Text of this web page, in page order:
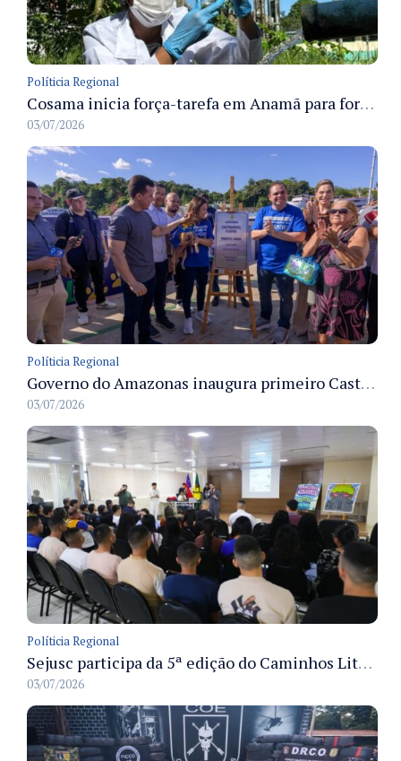
Políticia Regional
Cosama inicia força-tarefa em Anamã para fortalecer abastecimento de água e segurança hídrica da população
03/07/2026
Políticia Regional
Governo do Amazonas inaugura primeiro Castramóvel Fluvial para atendimento veterinário às comunidades ribeirinhas e castração gratuita
03/07/2026
Políticia Regional
Sejusc participa da 5ª edição do Caminhos Literários com foco na cultura hip-hop nas unidades socioeducativas
03/07/2026